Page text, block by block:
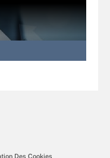
Des Cookies